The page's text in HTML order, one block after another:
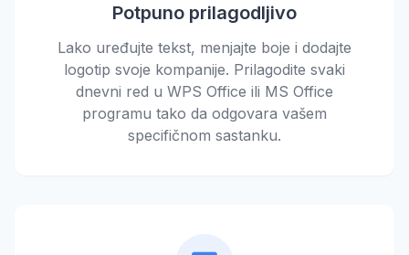
Potpuno prilagodljivo
Lako uređujte tekst, menjajte boje i dodajte
logotip svoje kompanije. Prilagodite svaki
dnevni red u WPS Office ili MS Office
programu tako da odgovara vašem
specifičnom sastanku.